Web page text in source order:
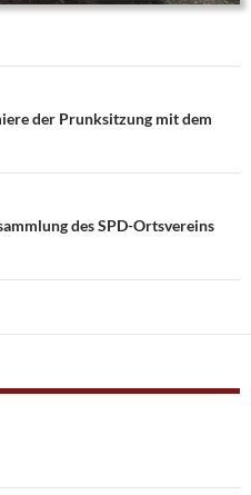
der Prunksitzung mit dem
des SPD-Ortsvereins